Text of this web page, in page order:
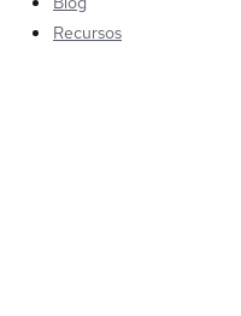
Recursos